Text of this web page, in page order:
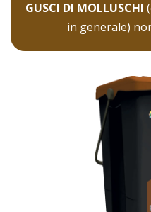
GUSCI DI MOLLUSCHI
in generale)